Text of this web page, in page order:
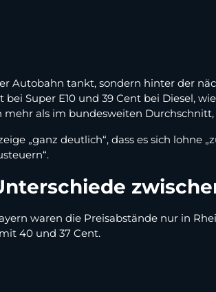
Autobahn tankt, sondern hinter der
bei Super E10 und 39 Cent bei Diesel,
mehr als im bundesweiten
„ganz deutlich“, dass es sich
waren die Preisabstände nur in
40 und 37 Cent.